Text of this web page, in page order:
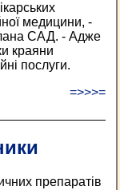
медицини, -
САД. - Адже
краяни
послуги.
=>>>=
препаратів